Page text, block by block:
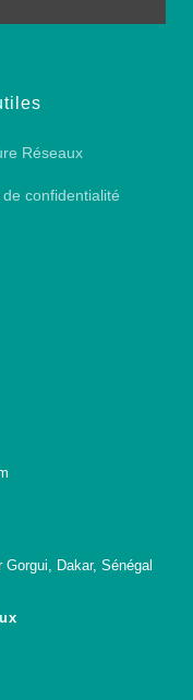
Réseaux
de confidentialité
Dakar, Sénégal